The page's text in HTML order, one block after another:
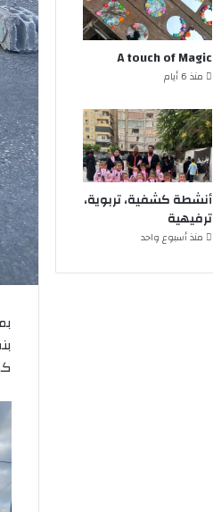
A touch of Magic
منذ 6 أيام
أنشطة كشفية، تربوية،
ترفيهية
منذ أسبوع واحد